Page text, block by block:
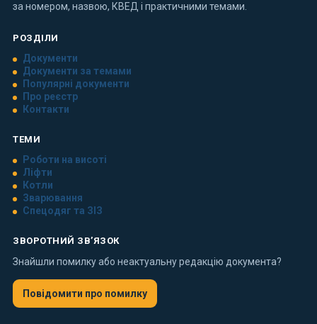
за номером, назвою, КВЕД і практичними темами.
РОЗДІЛИ
Документи
Документи за темами
Популярні документи
Про реєстр
Контакти
ТЕМИ
Роботи на висоті
Ліфти
Котли
Зварювання
Спецодяг та ЗІЗ
ЗВОРОТНИЙ ЗВ’ЯЗОК
Знайшли помилку або неактуальну редакцію документа?
Повідомити про помилку